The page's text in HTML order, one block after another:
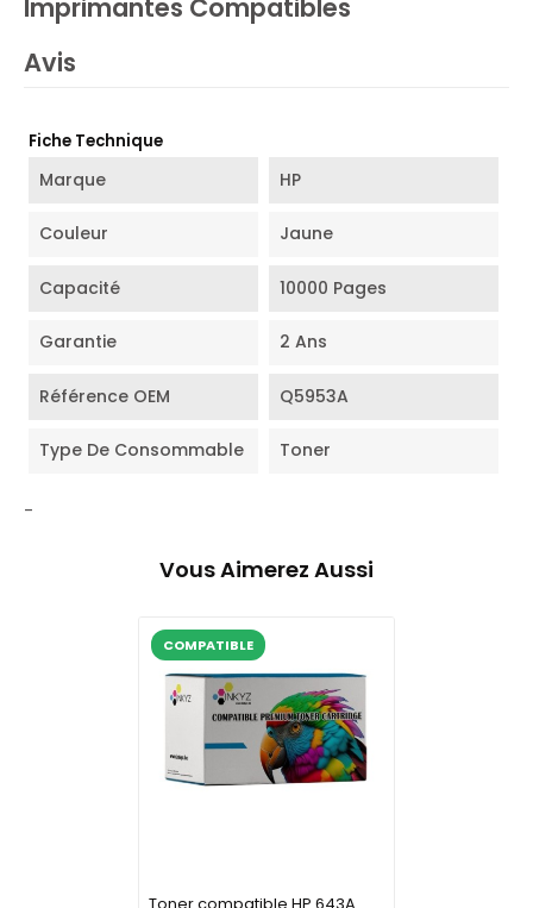
Imprimantes Compatibles
Avis
Fiche Technique
Marque HP
Couleur Jaune
Capacité 10000 Pages
Garantie 2 Ans
Référence OEM Q5953A
Type De Consommable Toner
-
Vous Aimerez Aussi
COMPATIBLE